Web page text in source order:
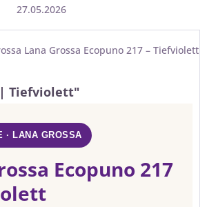
27.05.2026
Lana Grossa Ecopuno 217 – Tiefviolett
| Tiefviolett"
· LANA GROSSA
Ecopuno 217